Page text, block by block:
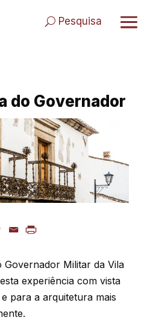
Pesquisa
do Governador
Governador Militar da Vila
experiência com vista
para a arquitetura mais